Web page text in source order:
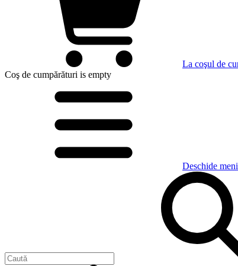
La coşul de
Coş de cumpărături is empty
Deschide